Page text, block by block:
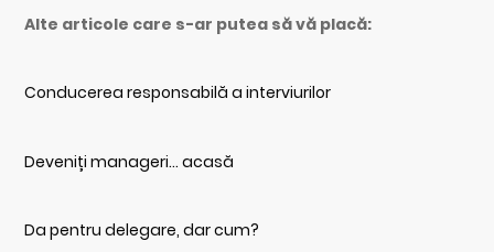
Alte articole care s-ar putea să vă placă:
Conducerea responsabilă a interviurilor
Deveniți manageri… acasă
Da pentru delegare, dar cum?